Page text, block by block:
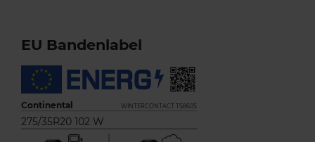
EU Bandenlabel
Continental WINTERCONTACT TS860S
275/35R20 102 W